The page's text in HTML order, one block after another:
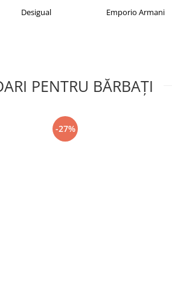
Desigual Emporio Armani
PENTRU BĂRBAŢI
-27%